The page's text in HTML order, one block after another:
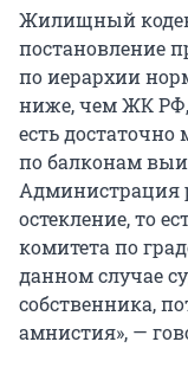
Жилищный
постановление
по иерархии
ниже, чем ЖК РФ,
есть достаточно
по балконам
Администрация
остекление, то
комитета по
данном случае
собственника,
амнистия», —